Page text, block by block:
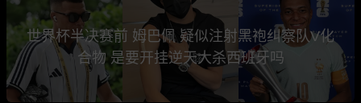
世界杯半决赛前 姆巴佩 疑似注射黑袍纠察队V化
合物 是要开挂逆天大杀西班牙吗